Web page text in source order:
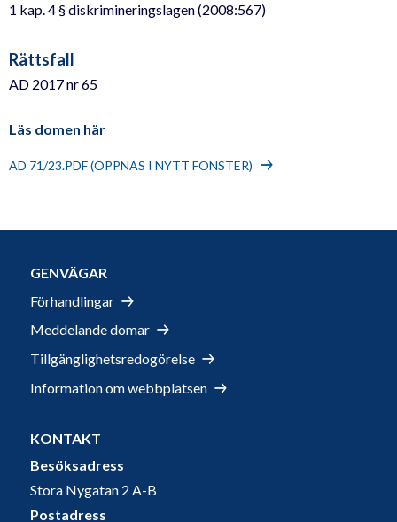
1 kap. 4 § diskrimineringslagen (2008:567)
Rättsfall
AD 2017 nr 65
Läs domen här
AD 71/23.PDF (ÖPPNAS I NYTT FÖNSTER)
GENVÄGAR
Förhandlingar
Meddelande domar
Tillgänglighetsredogörelse
Information om webbplatsen
KONTAKT
Besöksadress
Stora Nygatan 2 A-B
Postadress